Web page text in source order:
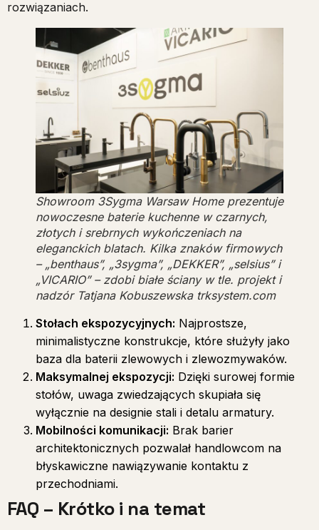
rozwiązaniach.
Showroom 3Sygma Warsaw Home prezentuje
nowoczesne baterie kuchenne w czarnych,
złotych i srebrnych wykończeniach na
eleganckich blatach. Kilka znaków firmowych
– „benthaus”, „3sygma”, „DEKKER”, „selsius” i
„VICARIO” – zdobi białe ściany w tle. projekt i
nadzór Tatjana Kobuszewska trksystem.com
Stołach ekspozycyjnych: Najprostsze,
minimalistyczne konstrukcje, które służyły jako
baza dla baterii zlewowych i zlewozmywaków.
Maksymalnej ekspozycji: Dzięki surowej formie
stołów, uwaga zwiedzających skupiała się
wyłącznie na designie stali i detalu armatury.
Mobilności komunikacji: Brak barier
architektonicznych pozwalał handlowcom na
błyskawiczne nawiązywanie kontaktu z
przechodniami.
FAQ – Krótko i na temat